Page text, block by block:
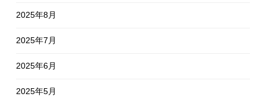
2025年8月
2025年7月
2025年6月
2025年5月